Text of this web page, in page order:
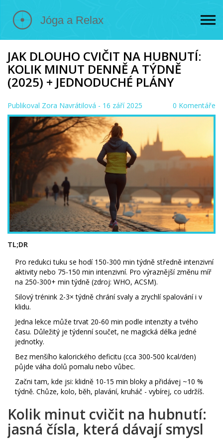
JAK DLOUHO CVIČIT NA HUBNUTÍ:
KOLIK MINUT DENNĚ A TÝDNĚ
(2025) + JEDNODUCHÉ PLÁNY
Publikoval Zora Navrátilová - 16 září 2025 0 Komentáře
TL;DR
Pro redukci tuku se hodí 150-300 min týdně středně intenzivní
aktivity nebo 75-150 min intenzivní. Pro výraznější změnu míř
na 250-300+ min týdně (zdroj: WHO, ACSM).
Silový trénink 2-3× týdně chrání svaly a zrychlí spalování i v
klidu.
Jedna lekce může trvat 20-60 min podle intenzity a tvého
času. Důležitý je týdenní součet, ne magická délka jedné
jednotky.
Bez menšího kalorického deficitu (cca 300-500 kcal/den)
půjde váha dolů pomalu nebo vůbec.
Začni tam, kde jsi: klidně 10-15 min bloky a přidávej ~10 %
týdně. Chůze, kolo, běh, plavání, kruháč - vybírej, co udržíš.
Kolik minut cvičit na hubnutí:
jasná čísla, která dávají smysl